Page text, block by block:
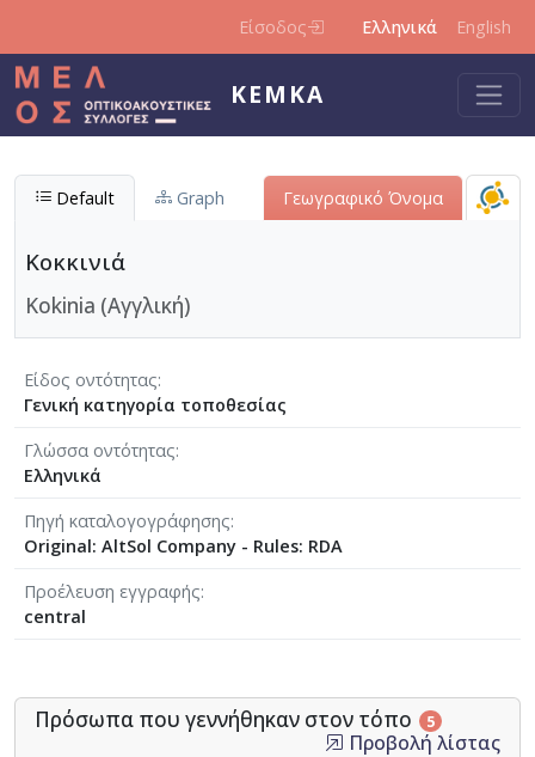
Είσοδος Ελληνικά English
ΚΕΜΚΑ
Default Graph Γεωγραφικό Όνομα
Κοκκινιά
Kokinia (Αγγλική)
Είδος οντότητας
Γενική κατηγορία τοποθεσίας
Γλώσσα οντότητας
Ελληνικά
Πηγή καταλογογράφησης
Original: AltSol Company - Rules: RDA
Προέλευση εγγραφής
central
Πρόσωπα που γεννήθηκαν στον τόπο 5
Προβολή λίστας